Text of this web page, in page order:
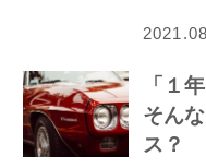
「１
そん
ス？